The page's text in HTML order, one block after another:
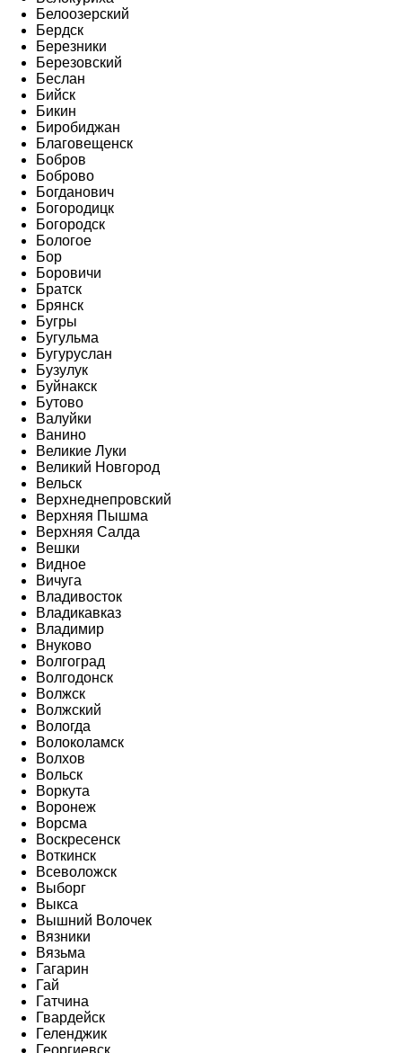
Белоозерский
Бердск
Березники
Березовский
Беслан
Бийск
Бикин
Биробиджан
Благовещенск
Бобров
Боброво
Богданович
Богородицк
Богородск
Бологое
Бор
Боровичи
Братск
Брянск
Бугры
Бугульма
Бугуруслан
Бузулук
Буйнакск
Бутово
Валуйки
Ванино
Великие Луки
Великий Новгород
Вельск
Верхнеднепровский
Верхняя Пышма
Верхняя Салда
Вешки
Видное
Вичуга
Владивосток
Владикавказ
Владимир
Внуково
Волгоград
Волгодонск
Волжск
Волжский
Вологда
Волоколамск
Волхов
Вольск
Воркута
Воронеж
Ворсма
Воскресенск
Воткинск
Всеволожск
Выборг
Выкса
Вышний Волочек
Вязники
Вязьма
Гагарин
Гай
Гатчина
Гвардейск
Геленджик
Георгиевск